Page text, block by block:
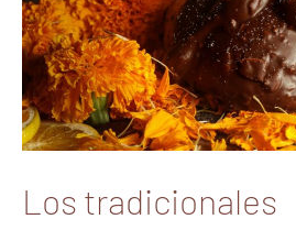
Los tradicionales